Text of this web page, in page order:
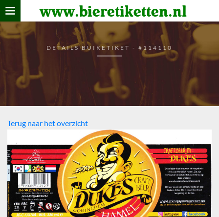
www.bieretiketten.nl
Home
verzamelen
De bierkaart
Bezoekers
DETAILS BUIKETIKET - #114110
Terug naar het overzicht